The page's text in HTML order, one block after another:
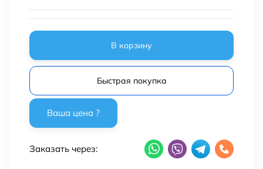
В корзину
Быстрая покупка
Заказать через: